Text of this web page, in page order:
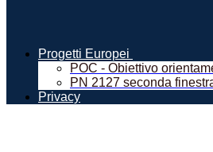
Progetti Europei
POC - Obiettivo
PN 2127 seconda
Privacy